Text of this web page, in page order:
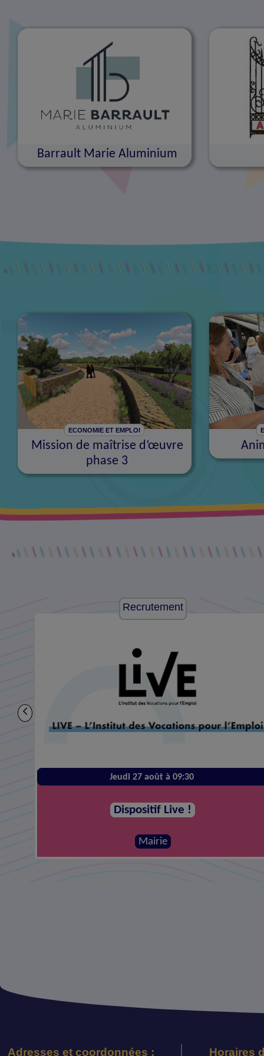
Barrault Marie Aluminium
ECONOMIE ET EMPLOI
Mission de maîtrise d’œuvre
phase 3
Recrutement
Jeudi 27 août à 09:30
Dispositif Live !
Mairie
Adresses et coordonnées : Horaires